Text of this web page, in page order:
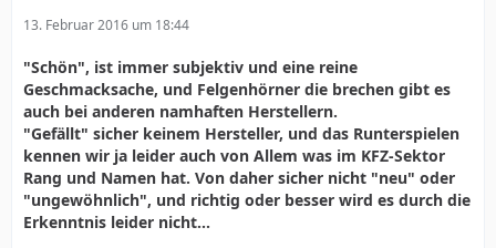
13. Februar 2016 um 18:44
"Schön", ist immer subjektiv und eine reine
Geschmacksache, und Felgenhörner die brechen gibt es
auch bei anderen namhaften Herstellern.
"Gefällt" sicher keinem Hersteller, und das Runterspielen
kennen wir ja leider auch von Allem was im KFZ-Sektor
Rang und Namen hat. Von daher sicher nicht "neu" oder
"ungewöhnlich", und richtig oder besser wird es durch die
Erkenntnis leider nicht...